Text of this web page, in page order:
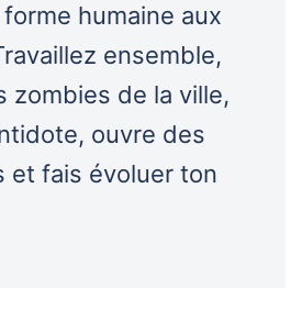
humaine aux
ensemble,
zombies de la ville,
ouvre des
et fais évoluer ton